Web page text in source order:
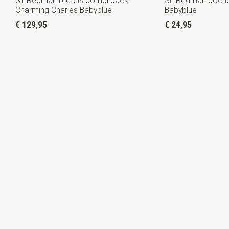
Charming Charles Babyblue
€ 129,95
Babyblue
€ 24,95